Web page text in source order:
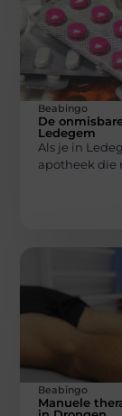
Beabingo
De
Ledegem
Als je in
apotheek die
Beabingo
Manuele